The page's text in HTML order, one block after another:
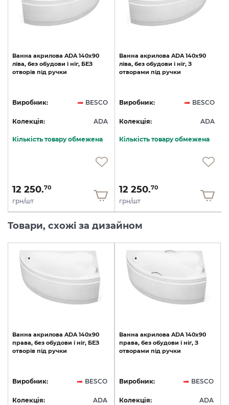
Ванна акрилова ADA 140х90
ліва, без обудови і ніг, БЕЗ
отворів під ручки
Виробник: BESCO
Колекція: ADA
Кількість товару обмежена
12 250.70
грн/шт
Ванна акрилова ADA 140х90
ліва, без обудови і ніг, З
отворами під ручки
Виробник: BESCO
Колекція: ADA
Кількість товару обмежена
12 250.70
грн/шт
Товари, схожі за дизайном
Ванна акрилова ADA 140х90
права, без обудови і ніг, БЕЗ
отворів під ручки
Виробник: BESCO
Колекція: ADA
Ванна акрилова ADA 140х90
права, без обудови і ніг, З
отворами під ручки
Виробник: BESCO
Колекція: ADA